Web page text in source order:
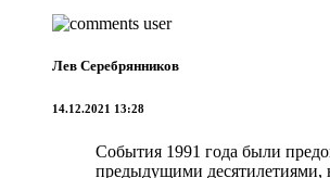
Лев Серебрянников
14.12.2021 13:28
События 1991 года были
предыдущими десятилетиями,